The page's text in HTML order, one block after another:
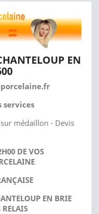
EN
porcelaine.fr
services
médaillon - Devis
DE VOS
EN BRIE